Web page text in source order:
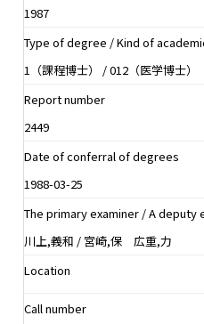
1987
Type of degree / Kind of
1（課程博士） / 012（医学博士）
Report number
2449
Date of conferral of degrees
1988-03-25
The primary examiner / A deputy
川上,義和 / 宮崎,保 広重,力
Location
Call number